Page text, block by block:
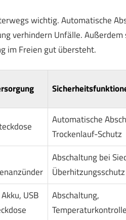
wichtig. Automatische
verhindern Unfälle.
im Freien gut übersteht.
Automatische
Trockenlauf-Schutz
Abschaltung bei
Überhitzungsschutz
USB
Abschaltung,
Temperaturkontrolle